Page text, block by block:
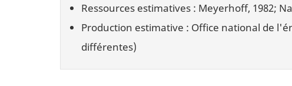
Ressources estimatives : Meyerhoff, 1982;
Production estimative : Office national de
différentes)